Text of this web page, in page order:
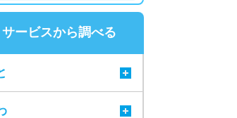
サービスから調べる